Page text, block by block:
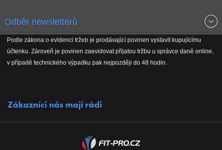
Reklamační řád
Koho podporujeme
Odběr newsletterů
Získejte přehled o novinkách, slevách, akčním zboží a upozornění
na nové články v magazínu!
Podle zákona o evidenci tržeb je prodávající povinen vystavit kupujícímu
účtenku. Zároveň je povinen zaevidovat přijatou tržbu u správce daně online,
v případě technického výpadku pak nejpozději do 48 hodin.
Zákazníci nás mají rádi